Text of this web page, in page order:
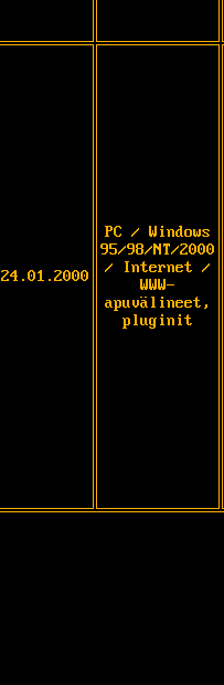
24.01.2000
PC / Windows
95/98/NT/2000
/ Internet /
WWW-
apuvälineet,
pluginit